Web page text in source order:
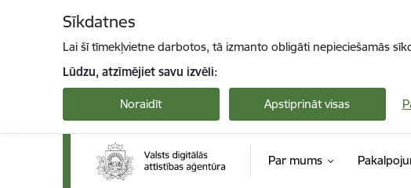
Sīkdatnes
Lai šī tīmekļvietne darbotos, tā izmanto obligāti nepieciešamās
Lūdzu, atzīmējiet savu izvēli:
Noraidīt Apstiprināt visas
Par mums